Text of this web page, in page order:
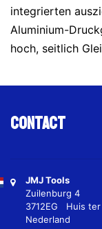
integrierten
Aluminium-
hoch, seitlich
Contact
JMJ Tools
Zuilenburg 4
3712EG Huis ter
Nederland